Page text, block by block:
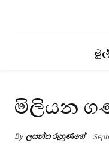
මිලියන
By ලසන්ත රුහුණගේ